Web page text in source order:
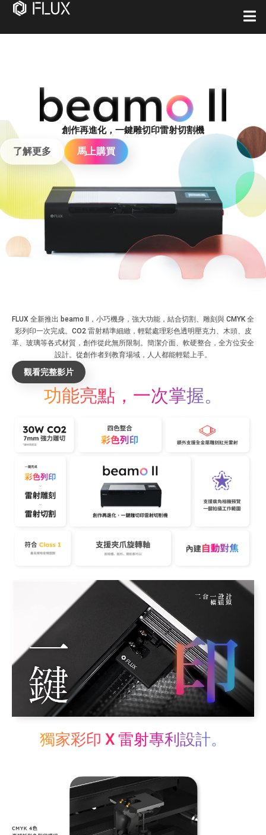
創作再進化，一鍵雕切印雷射切割機
了解更多 馬上購買
FLUX 全新推出 beamo II，小巧機身，強大功能，結合切割、雕刻與 CMYK 全
彩列印一次完成。CO2 雷射精準細緻，輕鬆處理彩色透明壓克力、木頭、皮
革、玻璃等各式材質，創作從此無所限制。簡潔介面、軟硬整合，全方位安全
設計。從創作者到教育場域，人人都能輕鬆上手。
觀看完整影片
功能亮點，一次掌握。
獨家彩印 X 雷射專利設計。